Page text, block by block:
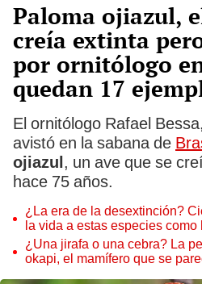
Paloma ojiazul,
creía extinta
por ornitólogo
quedan 17
El ornitólogo Rafael
avistó en la sabana de
ojiazul, un ave que se
hace 75 años.
¿La era de la desextinción?
la vida a estas especies
terrible'
¿Una jirafa o una cebra? La
okapi, el mamífero que se